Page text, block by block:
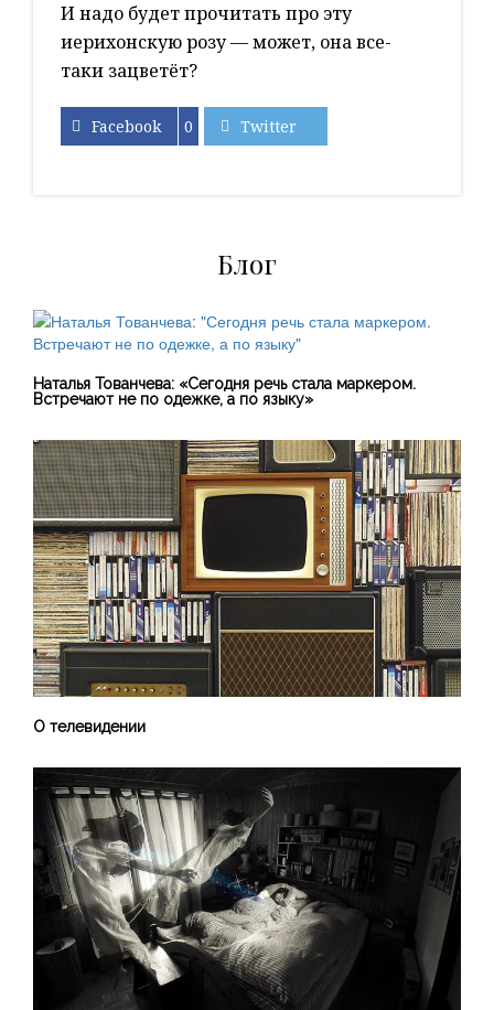
И надо будет прочитать про эту
иерихонскую розу — может, она все-
таки зацветёт?
Facebook 0 Twitter
Блог
Наталья Тованчева: «Сегодня речь стала маркером.
Встречают не по одежке, а по языку»
О телевидении